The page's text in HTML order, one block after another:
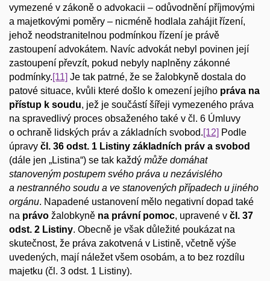
vymezené v zákoně o advokacii – odůvodnění příjmovými
a majetkovými poměry – nicméně hodlala zahájit řízení,
jehož neodstranitelnou podmínkou řízení je právě
zastoupení advokátem. Navíc advokát nebyl povinen její
zastoupení převzít, pokud nebyly naplněny zákonné
podmínky.[11] Je tak patrné, že se žalobkyně dostala do
patové situace, kvůli které došlo k omezení jejího práva na
přístup k soudu, jež je součástí šířeji vymezeného práva
na spravedlivý proces obsaženého také v čl. 6 Úmluvy
o ochraně lidských práv a základních svobod.[12] Podle
úpravy čl. 36 odst. 1 Listiny základních práv a svobod
(dále jen „Listina“) se tak každý může domáhat
stanoveným postupem svého práva u nezávislého
a nestranného soudu a ve stanovených případech u jiného
orgánu. Napadené ustanovení mělo negativní dopad také
na právo žalobkyně na právní pomoc, upravené v čl. 37
odst. 2 Listiny. Obecně je však důležité poukázat na
skutečnost, že práva zakotvená v Listině, včetně výše
uvedených, mají náležet všem osobám, a to bez rozdílu
majetku (čl. 3 odst. 1 Listiny).